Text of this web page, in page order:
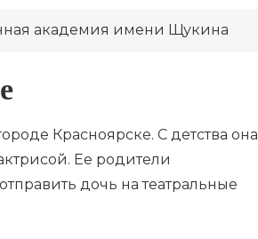
академия имени Щукина
Красноярске. С детства она
Ее родители
дочь на театральные